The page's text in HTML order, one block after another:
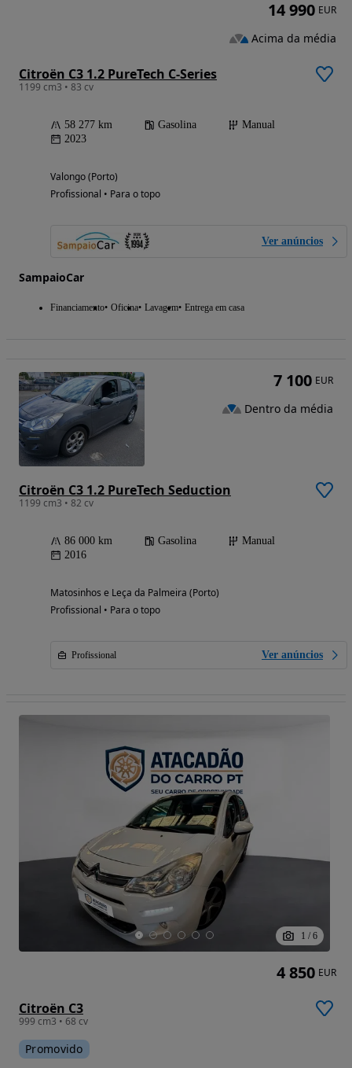
Citroën C3 1.2 PureTech C-Series
1199 cm3 • 83 cv
58 277 km Gasolina
Manual
2023
Valongo (Porto)
Profissional • Para o topo
Ver anúncios
SampaioCar
Financiamento Oficina Lavagem Entrega em casa
14 990 EUR
Acima da média
Citroën C3 1.2 PureTech Seduction
1199 cm3 • 82 cv
86 000 km Gasolina
Manual
2016
Matosinhos e Leça da Palmeira (Porto)
Profissional • Para o topo
Profissional Ver anúncios
7 100 EUR
Dentro da média
1 / 6
Citroën C3
999 cm3 • 68 cv
Promovido
4 850 EUR